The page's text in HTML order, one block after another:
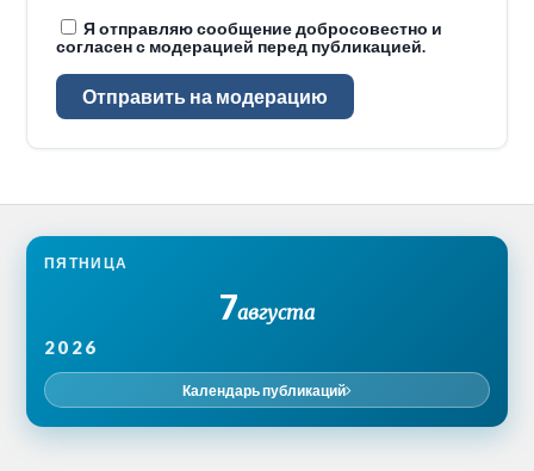
Я отправляю сообщение добросовестно и
согласен с модерацией перед публикацией.
Отправить на модерацию
ПЯТНИЦА
7августа
2026
Календарь публикаций